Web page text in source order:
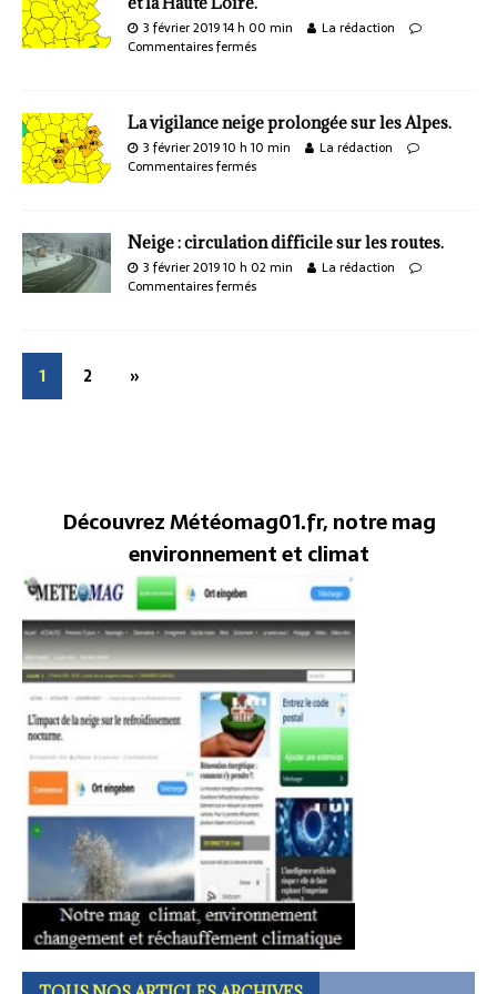
3 février 2019 14 h 00 min
La rédaction
Commentaires fermés
La vigilance neige prolongée sur les Alpes.
3 février 2019 10 h 10 min
La rédaction
Commentaires fermés
Neige : circulation difficile sur les routes.
3 février 2019 10 h 02 min
La rédaction
Commentaires fermés
1 2 »
Découvrez Météomag01.fr, notre mag
environnement et climat